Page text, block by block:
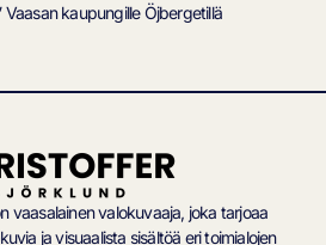
Vaasan kaupungille Öjbergetillä
vaasalainen valokuvaaja, joka tarjoaa
ja visuaalista sisältöä eri toimialojen